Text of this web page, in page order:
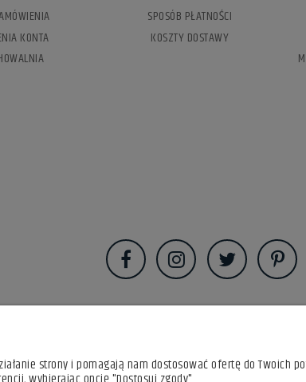
KONTA
SPOSÓB PŁATNOŚCI
KOSZTY DOSTAWY
strony i pomagają nam dostosować ofertę do Twoich